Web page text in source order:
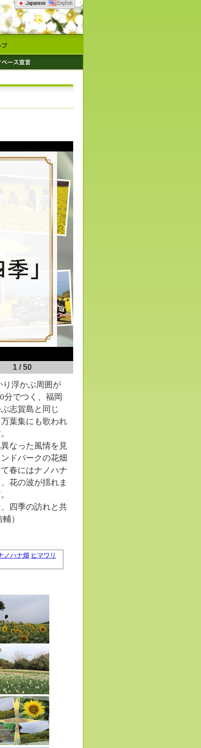
2/50
り浮かぶ周囲が
分でつく、福岡
志賀島と同じ
葉集にも歌われ
なった風情を見
ドパークの花畑
春にはナノハナ
花の波が揺れま
四季の訪れと共
）
ノハナ畑 ヒマワリ